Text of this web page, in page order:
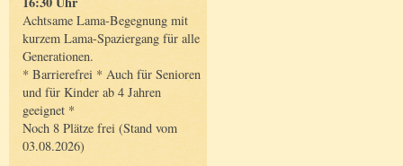
Achtsame Lama-Begegnung mit
kurzem Lama-Spaziergang für alle
Generationen.
* Barrierefrei * Auch für Senioren
und für Kinder ab 4 Jahren
geeignet *
Noch 8 Plätze frei (Stand vom
03.08.2026)